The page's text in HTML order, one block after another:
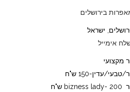
בירושלים
ישראל
אימייל
מקצועי
איפור/טבעי/עדין-150 ש"ח
איפור bizness lady- 200 ש"ח